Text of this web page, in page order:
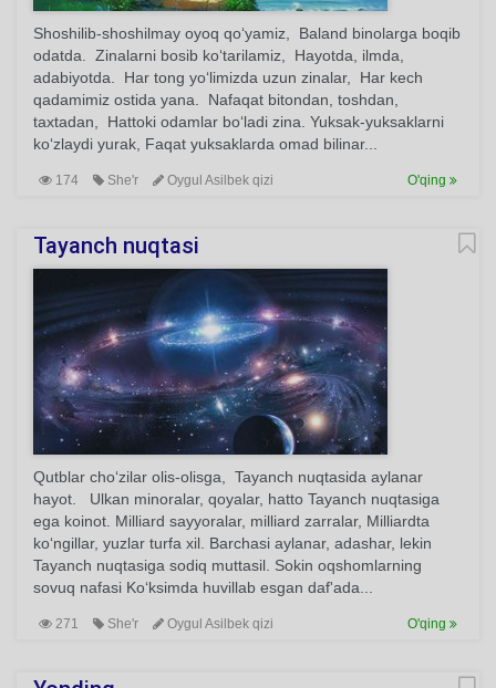
Shoshilib-shoshilmay oyoq qo‘yamiz, Baland binolarga boqib
odatda. Zinalarni bosib ko‘tarilamiz, Hayotda, ilmda,
adabiyotda. Har tong yo‘limizda uzun zinalar, Har kech
qadamimiz ostida yana. Nafaqat bitondan, toshdan,
taxtadan, Hattoki odamlar bo‘ladi zina. Yuksak-yuksaklarni
ko‘zlaydi yurak, Faqat yuksaklarda omad bilinar...
174 She'r Oygul Asilbek qizi O'qing
Tayanch nuqtasi
Qutblar cho‘zilar olis-olisga, Tayanch nuqtasida aylanar
hayot. Ulkan minoralar, qoyalar, hatto Tayanch nuqtasiga
ega koinot. Milliard sayyoralar, milliard zarralar, Milliardta
ko‘ngillar, yuzlar turfa xil. Barchasi aylanar, adashar, lekin
Tayanch nuqtasiga sodiq muttasil. Sokin oqshomlarning
sovuq nafasi Ko‘ksimda huvillab esgan daf'ada...
271 She'r Oygul Asilbek qizi O'qing